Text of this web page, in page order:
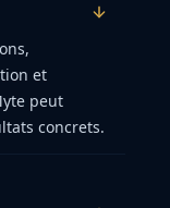
et
peut
concrets.